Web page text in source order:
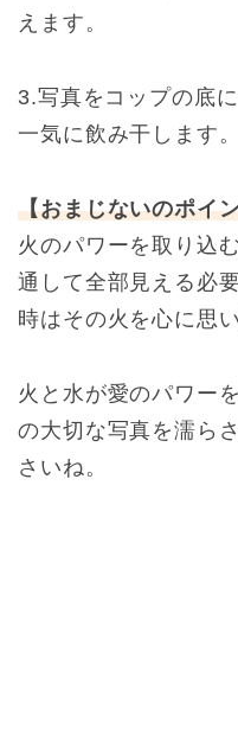
えます。
3.写真をコップの底
一気に飲み干します。
【おまじないのポイ
火のパワーを取り込
通して全部見える必
時はその火を心に思
火と水が愛のパワー
の大切な写真を濡ら
さいね。